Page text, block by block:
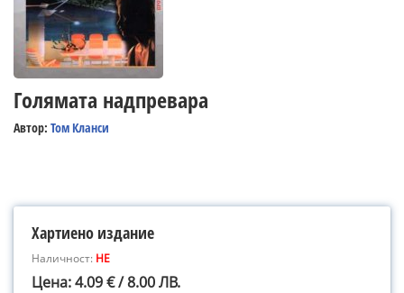
Голямата надпревара
Автор: Том Кланси
Хартиено издание
Наличност: НЕ
Цена: 4.09 € / 8.00 ЛВ.